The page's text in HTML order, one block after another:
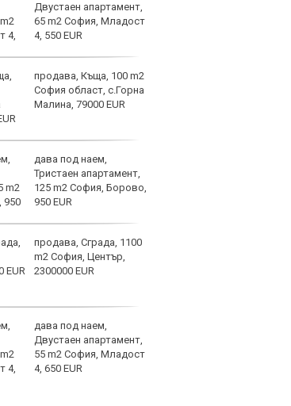
Двустаен апартамент,
65 m2 София, Младост
4, 550 EUR
продава, Къща, 100 m2
София област, с.Горна
Малина, 79000 EUR
дава под наем,
Тристаен апартамент,
125 m2 София, Борово,
950 EUR
продава, Сграда, 1100
m2 София, Център,
2300000 EUR
дава под наем,
Двустаен апартамент,
55 m2 София, Младост
4, 650 EUR